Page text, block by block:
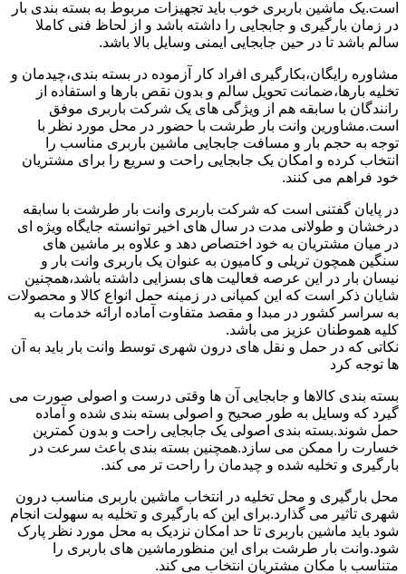
است.یک ماشین باربری خوب باید تجهیزات مربوط به بسته بندی بار
در زمان بارگیری و جابجایی را داشته باشد و از لحاظ فنی کاملا
سالم باشد تا در حین جابجایی ایمنی وسایل بالا باشد.
مشاوره رایگان،بکارگیری افراد کار آزموده در بسته بندی،چیدمان و
تخلیه بارها،ضمانت تحویل سالم و بدون نقص بارها و استفاده از
رانندگان با سابقه هم از ویژگی های یک شرکت باربری موفق
است.مشاورین وانت بار طرشت با حضور در محل مورد نظر با
توجه به حجم بار و مسافت جابجایی ماشین باربری مناسب را
انتخاب کرده و امکان یک جابجایی راحت و سریع را برای مشتریان
خود فراهم می کنند.
در پایان گفتنی است که شرکت باربری وانت بار طرشت با سابقه
درخشان و طولانی مدت در سال های اخیر توانسته جایگاه ویژه ای
در میان مشتریان به خود اختصاص دهد و علاوه بر ماشین های
سنگین همچون تریلی و کامیون به عنوان یک باربری وانت بار و
نیسان بار در این عرصه فعالیت های بسزایی داشته باشد،همچنین
شایان ذکر است که این کمپانی در زمینه حمل انواع کالا و محصولات
به سراسر کشور در مبدا و مقصد متفاوت آماده ارائه خدمات به
کلیه هموطنان عزیز می باشد.
نکاتی که در حمل و نقل های درون شهری توسط وانت بار باید به آن
ها توجه کرد
بسته بندی کالاها و جابجایی آن ها وقتی درست و اصولی صورت می
گیرد که وسایل به طور صحیح و اصولی بسته بندی شده و آماده
حمل شوند.بسته بندی اصولی یک جابجایی راحت و بدون کمترین
خسارت را ممکن می سازد.همچنین بسته بندی باعث سرعت در
بارگیری و تخلیه شده و چیدمان را راحت تر می کند.
محل بارگیری و محل تخلیه در انتخاب ماشین باربری مناسب درون
شهری تاثیر می گذارد.برای این که بارگیری و تخلیه به سهولت انجام
شود باید ماشین باربری تا حد امکان نزدیک به محل مورد نظر پارک
شود.وانت بار طرشت برای این منظورماشین های باربری را
متناسب با مکان مشتریان انتخاب می کند.